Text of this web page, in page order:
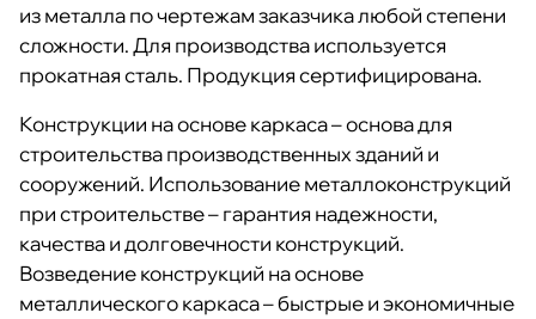
из металла по чертежам заказчика любой степени
сложности. Для производства используется
прокатная сталь. Продукция сертифицирована.
Конструкции на основе каркаса – основа для
строительства производственных зданий и
сооружений. Использование металлоконструкций
при строительстве – гарантия надежности,
качества и долговечности конструкций.
Возведение конструкций на основе
металлического каркаса – быстрые и экономичные